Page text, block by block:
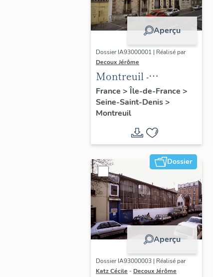
Aperçu
Dossier IA93000001 | Réalisé par
Decoux Jérôme
Montreuil -
Patrimoine
industriel -
Présentation
générale de l'étude :
dossier collectif
"usines"
France > Île-de-France >
Seine-Saint-Denis>
Montreuil
Dossier
Aperçu
Dossier IA93000003 | Réalisé par
Katz Cécile - Decoux Jérôme